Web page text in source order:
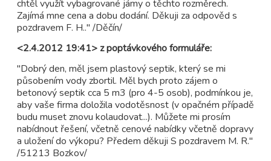
chtěl využít vybagrované jámy o těchto rozměrech.
Zajímá mne cena a dobu dodání. Děkuji za odpověd s
pozdravem F. H.." /Děčín/
<2.4.2012 19:41> z poptávkového formuláře:
"Dobrý den, měl jsem plastový septik, který se mi
působením vody zbortil. Měl bych proto zájem o
betonový septik cca 5 m3 (pro 4-5 osob), podmínkou je,
aby vaše firma doložila vodotěsnost (v opačném případě
budu muset znovu kolaudovat...). Můžete mi prosím
nabídnout řešení, včetně cenové nabídky včetně dopravy
a uložení do výkopu? Předem děkuji S pozdravem M. R."
/51213 Bozkov/